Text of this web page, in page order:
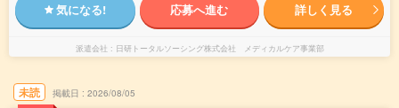
気になる! 応募へ進む 詳しく見る
派遣会社 日研トータルソーシング株式会社 メディカルケア事業部
未読 掲載日 2026/08/05